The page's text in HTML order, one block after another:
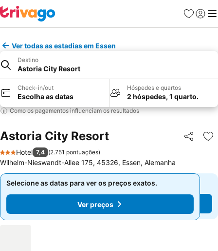
Favoritos
Iniciar
Ver todas as estadias em Essen
Destino
Astoria City Resort
Check-in/out
Escolha as datas
Hóspedes e quartos
2 hóspedes, 1 quarto.
Como os pagamentos influenciam os resultados
Astoria City Resort Partilhar
3 Estrelas
Hotel 7,4 (2.751 pontuações)
Wilhelm-Nieswandt-Allee 175, 45326, Essen, Alemanha
Selecione as datas para ver os preços exatos.
Ver preços
Selecione as datas para ver os preços exatos.
Ver preços